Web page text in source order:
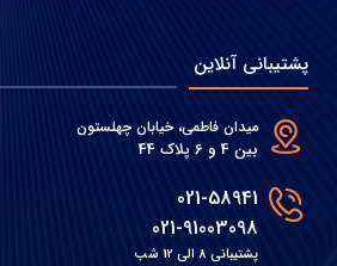
پشتیبانی آنلاین
میدان فاطمی، خیابان چهلستون
بین 4 و 6 پلاک 44
021-58941
021-91003098
پشتیبانی 8 الی 12 شب